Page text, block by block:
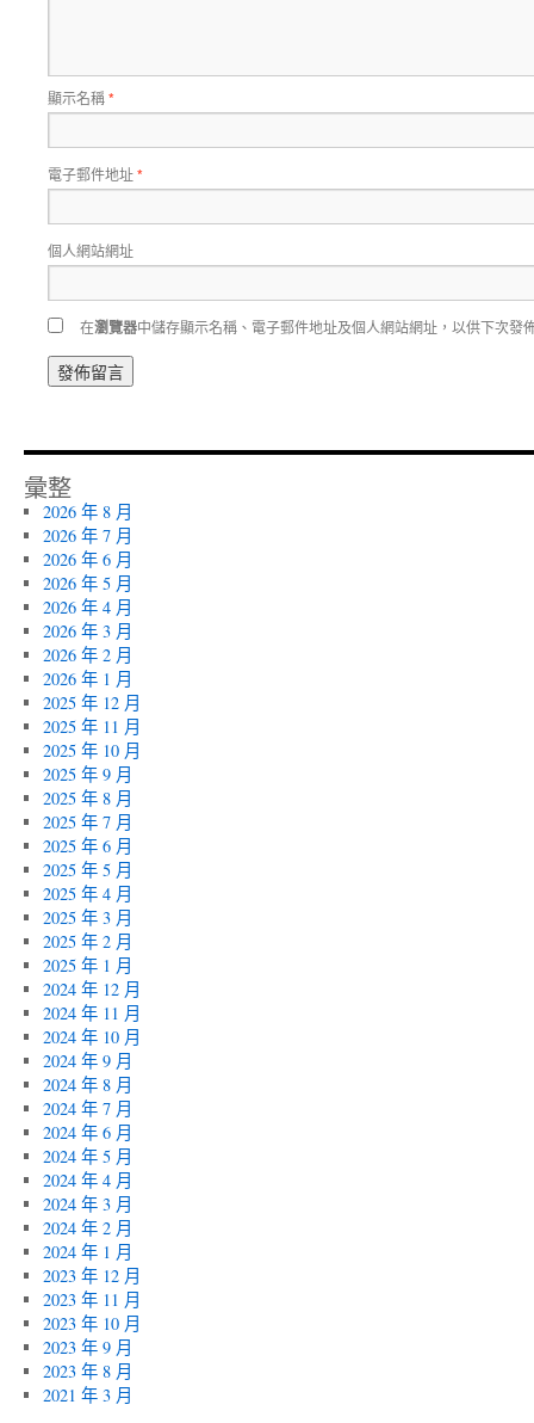
顯示名稱*
電子郵件地址*
個人網站網址
在瀏覽器中儲存顯示名稱、電子郵件地址及個人網站網址，以供下次發
彙整
2026 年 8 月
2026 年 7 月
2026 年 6 月
2026 年 5 月
2026 年 4 月
2026 年 3 月
2026 年 2 月
2026 年 1 月
2025 年 12 月
2025 年 11 月
2025 年 10 月
2025 年 9 月
2025 年 8 月
2025 年 7 月
2025 年 6 月
2025 年 5 月
2025 年 4 月
2025 年 3 月
2025 年 2 月
2025 年 1 月
2024 年 12 月
2024 年 11 月
2024 年 10 月
2024 年 9 月
2024 年 8 月
2024 年 7 月
2024 年 6 月
2024 年 5 月
2024 年 4 月
2024 年 3 月
2024 年 2 月
2024 年 1 月
2023 年 12 月
2023 年 11 月
2023 年 10 月
2023 年 9 月
2023 年 8 月
2021 年 3 月